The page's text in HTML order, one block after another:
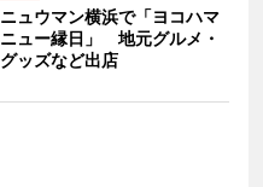
ニュウマン横浜で「ヨコハマ
ニュー縁日」 地元グルメ・
グッズなど出店